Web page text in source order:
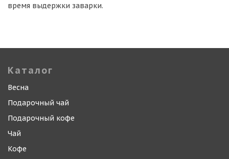
время выдержки заварки.
Каталог
Весна
Подарочный чай
Подарочный кофе
Чай
Кофе